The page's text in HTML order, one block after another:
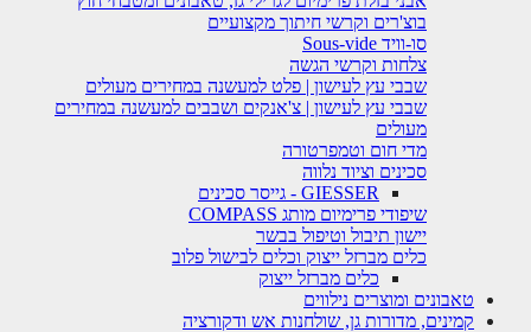
בוצ'רים וקרשי חיתוך מקצועיים
סו-וויד Sous-vide
צלחות וקרשי הגשה
שבבי עץ לעישון | פלט למעשנה במחירים מעולים
שבבי עץ לעישון | צ'אנקים ושבבים למעשנה במחירים
מעולים
מדי חום וטמפרטורה
סכינים וציוד נלווה
GIESSER - גייסר סכינים
שיפודי פרימיום מותג COMPASS
יישון תיבול וטיפול בבשר
כלים מברזל ייצוק וכלים לבישול פלוב
כלים מברזל ייצוק
טאבונים ומוצרים נילווים
קמינים, מדורות גן, שולחנות אש ודקורציה